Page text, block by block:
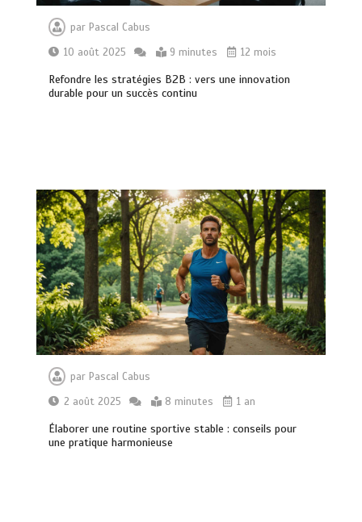
par Pascal Cabus
10 août 2025
9 minutes 12 mois
Refondre les stratégies B2B : vers une innovation
durable pour un succès continu
parPascal Cabus
2 août 2025
8 minutes 1 an
Élaborer une routine sportive stable : conseils pour
une pratique harmonieuse